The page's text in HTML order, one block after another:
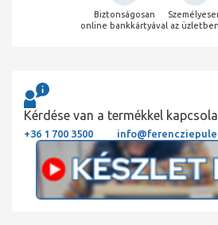
Biztonságosan
online bankkártyával az üzletben
Kérdése van a termékkel
+36 1 700 3500